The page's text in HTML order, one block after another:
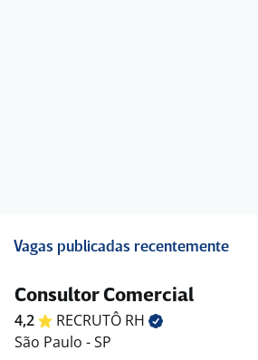
Vagas publicadas recentemente
Consultor Comercial
4,2 RECRUTÔ RH
São Paulo - SP